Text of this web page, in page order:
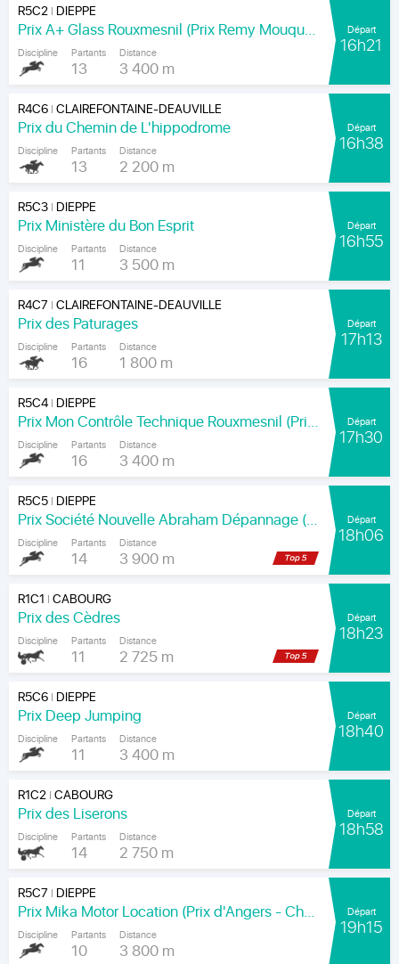
R5C2| DIEPPE
Prix A+ Glass Rouxmesnil (Prix Remy Mouquet)
Discipline Partants
13
Distance
3 400 m
Départ
16h21
R4C6|CLAIREFONTAINE-DEAUVILLE
Prix du Chemin de L'hippodrome
Discipline Partants
13
Distance
2 200 m
Départ
16h38
R5C3| DIEPPE
Prix Ministère du Bon Esprit
Discipline Partants
11
Distance
3 500 m
Départ
16h55
R4C7 |CLAIREFONTAINE-DEAUVILLE
Prix des Paturages
Discipline Partants
16
Distance
1 800 m
Départ
17h13
R5C4| DIEPPE
Prix Mon Contrôle Technique Rouxmesnil (Prix Jean de la Rochefoucauld)
Discipline Partants
16
Distance
3 400 m
Départ
17h30
R5C5| DIEPPE
Prix Société Nouvelle Abraham Dépannage (Prix Arenice)
Discipline Partants
14
Distance
3 900 m
Départ
18h06
R1C1 |CABOURG
Prix des Cèdres
Discipline Partants
11
Distance
2 725 m
Départ
18h23
R5C6| DIEPPE
Prix Deep Jumping
Discipline Partants
11
Distance
3 400 m
Départ
18h40
R1C2|CABOURG
Prix des Liserons
Discipline Partants
14
Distance
2 750 m
Départ
18h58
R5C7 | DIEPPE
Prix Mika Motor Location (Prix d'Angers - Chamionnat Paris-Turf des Apprentis-Jeunes-Jockeys)
Discipline Partants
10
Distance
3 800 m
Départ
19h15